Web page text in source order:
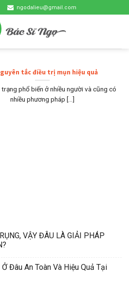
ngodalieu@gmail.com
tắc điều trị mụn hiệu quả
trạng phổ biến ở nhiều người và cũng có
nhiều phương pháp [...]
VẬY ĐÂU LÀ GIẢI PHÁP
Đâu An Toàn Và Hiệu Quả Tại